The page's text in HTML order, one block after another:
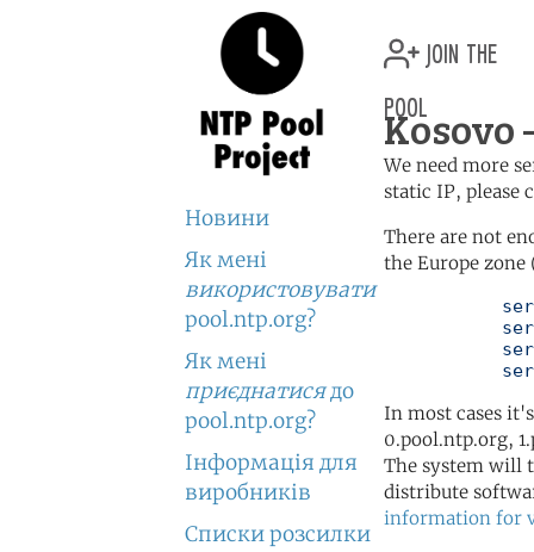
Новини
Як мені
використовувати
pool.ntp.org?
Як мені
приєднатисядо
pool.ntp.org?
Інформація для
виробників
Списки розсилки
join the
pool
We need more
static IP, please
There are not
the Europe
In most cases
0.pool.ntp.org,
The system will
distribute
information for